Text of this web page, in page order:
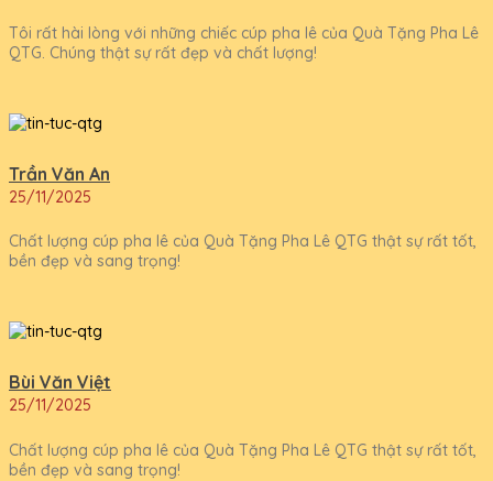
Tôi rất hài lòng với những chiếc cúp pha lê của Quà Tặng Pha Lê
QTG. Chúng thật sự rất đẹp và chất lượng!
Trần Văn An
25/11/2025
Chất lượng cúp pha lê của Quà Tặng Pha Lê QTG thật sự rất tốt,
bền đẹp và sang trọng!
Bùi Văn Việt
25/11/2025
Chất lượng cúp pha lê của Quà Tặng Pha Lê QTG thật sự rất tốt,
bền đẹp và sang trọng!